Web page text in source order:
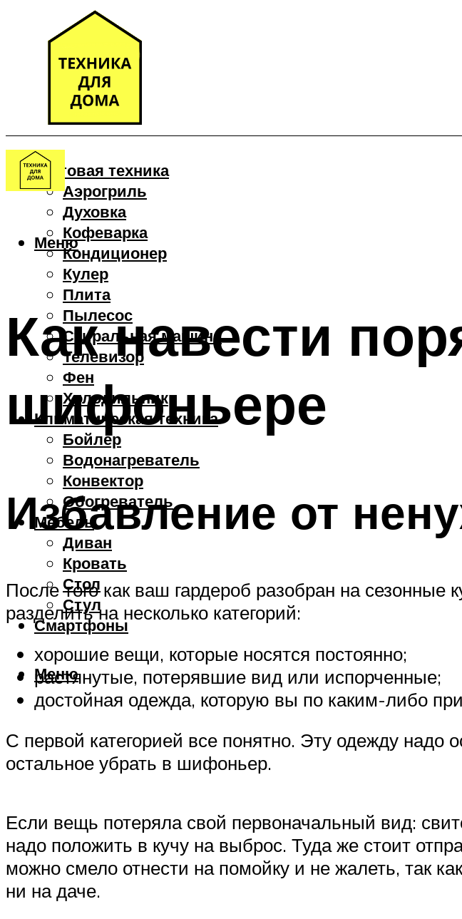
Бытовая техника
Аэрогриль
Духовка
Кофеварка
Кондиционер
Кулер
Плита
Пылесос
Стиральная машина
Телевизор
Фен
Холодильник
Климатическая техника
Бойлер
Водонагреватель
Конвектор
Обогреватель
Мебель
Диван
Кровать
Стол
Стул
Смартфоны
Меню
Меню
Как навести
шифоньере
Избавление от
После того как ваш гардероб разобран на сезонные
разделить на несколько категорий:
хорошие вещи, которые носятся постоянно;
растянутые, потерявшие вид или испорченные;
достойная одежда, которую вы по каким-либо
С первой категорией все понятно. Эту одежду надо
остальное убрать в шифоньер.
Если вещь потеряла свой первоначальный вид:
надо положить в кучу на выброс. Туда же стоит
можно смело отнести на помойку и не жалеть, так
ни на даче.